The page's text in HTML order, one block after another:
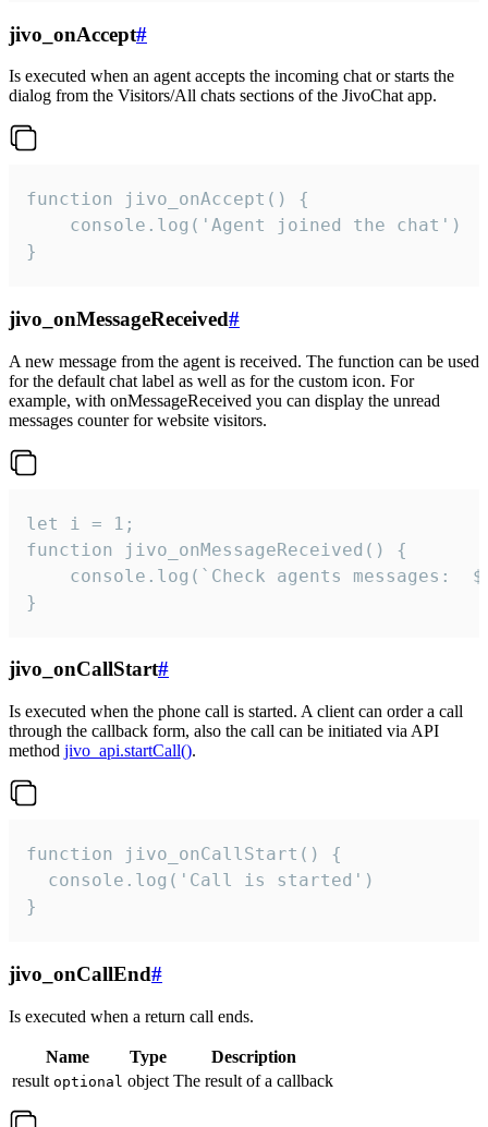
jivo_onAccept#
Is executed when an agent accepts the incoming chat or starts the
dialog from the Visitors/All chats sections of the JivoChat app.
function jivo_onAccept() {
}
jivo_onMessageReceived#
A new message from the agent is received. The function can be used
for the default chat label as well as for the custom icon. For
example, with onMessageReceived you can display the unread
messages counter for website visitors.
let i = 1;
function jivo_onMessageReceived() {
}
jivo_onCallStart#
Is executed when the phone call is started. A client can order a call
through the callback form, also the call can be initiated via API
method jivo_api.startCall().
function jivo_onCallStart() {
  console.log('Call is started')
}
jivo_onCallEnd#
Is executed when a return call ends.
Name Type
Description
result optional object The result of a callback